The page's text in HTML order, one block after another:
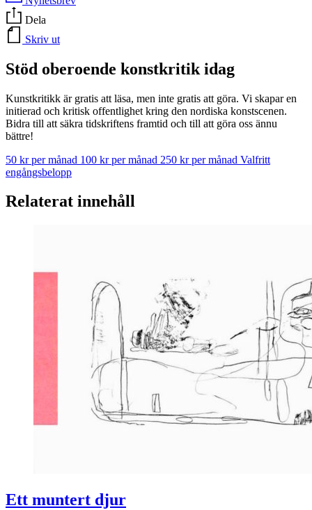
Dela
Skriv ut
Stöd oberoende konstkritik idag
Kunstkritikk är gratis att läsa, men inte gratis att göra. Vi skapar en
initierad och kritisk offentlighet kring den nordiska konstscenen.
Bidra till att säkra tidskriftens framtid och till att göra oss ännu
bättre!
50 kr per månad 100 kr per månad 250 kr per månad Valfritt
engångsbelopp
Relaterat innehåll
Ett muntert djur